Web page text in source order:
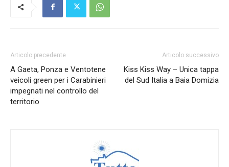
Articolo precedente
A Gaeta, Ponza e Ventotene
veicoli green per i Carabinieri
impegnati nel controllo del
territorio
Articolo successivo
Kiss Kiss Way – Unica tappa
del Sud Italia a Baia Domizia